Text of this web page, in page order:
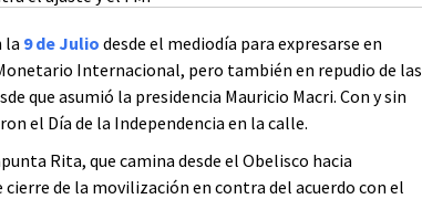
la 9 de Julio desde el mediodía para expresarse en
Internacional, pero también en repudio de las
que asumió la presidencia Mauricio Macri. Con y sin
el Día de la Independencia en la calle.
Rita, que camina desde el Obelisco hacia
de la movilización en contra del acuerdo con el